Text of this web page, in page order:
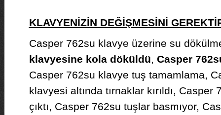
KLAVYENİZİN DEĞİŞMESİNİ
Casper 762su klavye üzerine su
klavyesine kola döküldü, Casper
Casper 762su klavye tuş tamamlama,
klavyesi altında tırnaklar kırıldı,
çıktı, Casper 762su tuşlar basmıyor,